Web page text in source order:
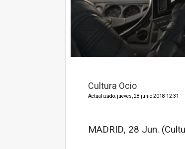
Cultura Ocio
Actualizado: jueves, 28 junio 2018 12:31
MADRID, 28 Jun.